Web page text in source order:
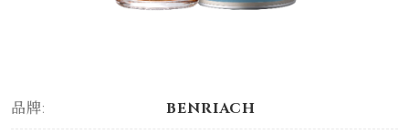
品牌: BENRIACH